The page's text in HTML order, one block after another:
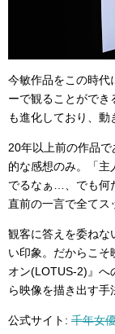
今敏作品をこの時代
ーで観ることができ
も進化しており、動
20年以上前の作品
的な感想のみ。「主
でるなぁ…、でも何
直前の一言で全てス
観客に答えを委ねな
い印象。だからこそ
オン(LOTUS-2)』へ
ら映像を描き出す手
公式サイト: 千年女